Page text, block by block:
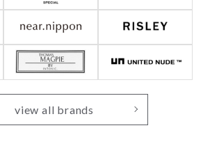
view all brands